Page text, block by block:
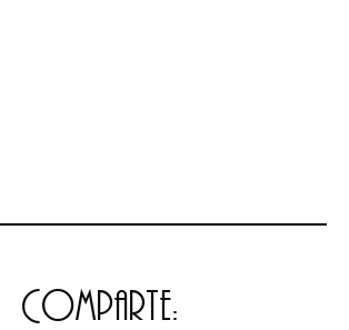
Comparte: